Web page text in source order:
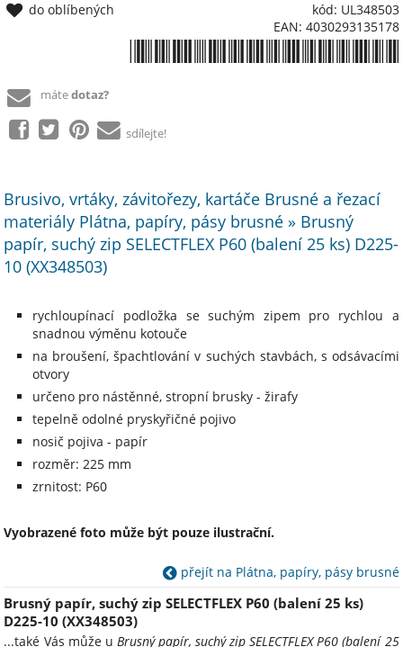
kód: UL348503
EAN: 4030293135178
do oblíbených
mátedotaz?
sdílejte!
Brusivo, vrtáky, závitořezy, kartáče Brusné a řezací
materiály Plátna, papíry, pásy brusné » Brusný
papír, suchý zip SELECTFLEX P60 (balení 25 ks) D225-
10 (XX348503)
rychloupínací podložka se suchým zipem pro rychlou a
snadnou výměnu kotouče
na broušení, špachtlování v suchých stavbách, s odsávacími
otvory
určeno pro nástěnné, stropní brusky - žirafy
tepelně odolné pryskyřičné pojivo
nosič pojiva - papír
rozměr: 225 mm
zrnitost: P60
Vyobrazené foto může být pouze ilustrační.
přejít na Plátna, papíry, pásy brusné
Brusný papír, suchý zip SELECTFLEX P60 (balení 25 ks)
D225-10 (XX348503)
...také Vás může u Brusný papír, suchý zip SELECTFLEX P60 (balení 25